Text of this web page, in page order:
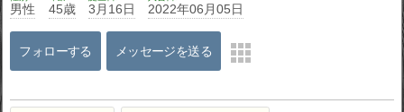
男性 45歳 3月16日 2022年06月05日
フォローする メッセージを送る